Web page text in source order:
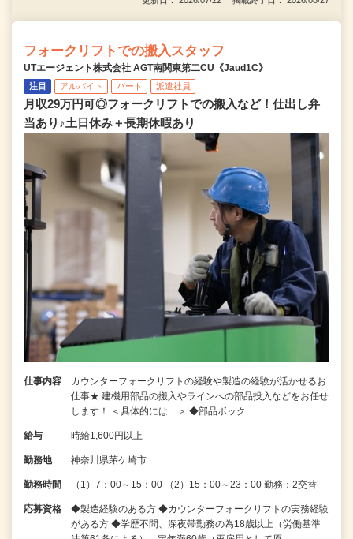
フォークリフトでの搬入スタッフ
UTエージェント株式会社 AGT南関東第二CU《Jaud1C》
注目 アルバイト パート 派遣社員
月収29万円可◎フォークリフトでの搬入など！仕出し弁
当あり♪土日休み＋長期休暇あり
仕事内容
カウンターフォークリフトの経験や製造の経験が活かせるお
仕事★ 建機用部品の搬入やラインへの部品投入などをお任せ
します！ ＜具体的には…＞ ◆部品ボック…
給与 時給1,600円以上
勤務地 神奈川県茅ケ崎市
勤務時間 （1）7：00～15：00 （2）15：00～23：00 勤務：2交替
応募資格
◆製造経験のある方 ◆カウンターフォークリフトの実務経験
がある方 ◆学歴不問、深夜帯勤務の為18歳以上（労働基準